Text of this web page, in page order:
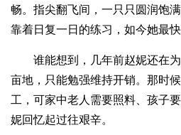
畅。指尖翻飞间，一只只圆润饱
靠着日复一日的练习，如今她最
谁能想到，几年前赵妮还在为
亩地，只能勉强维持开销。那时
工，可家中老人需要照料、孩子
妮回忆起过往艰辛。